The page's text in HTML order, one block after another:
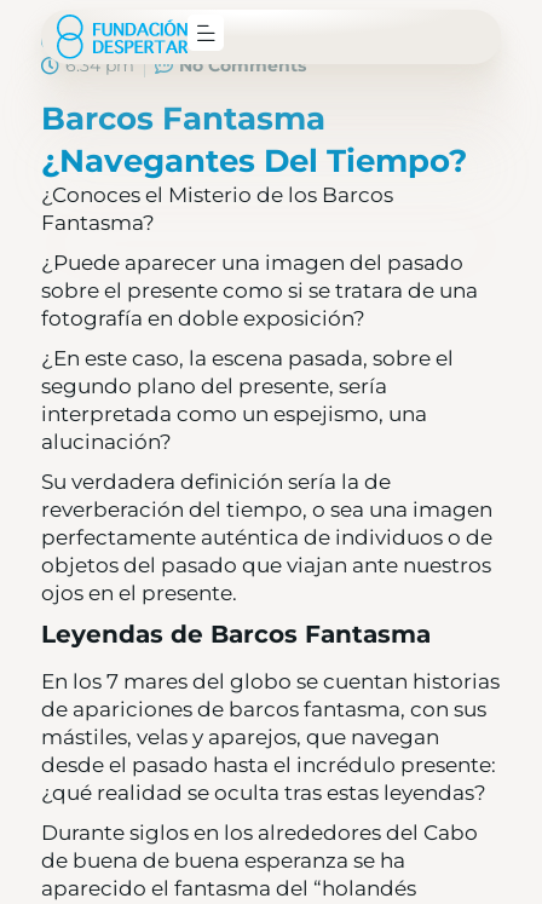
Fundación Despertar
6:34 pm
No Comments
Barcos Fantasma
¿Navegantes Del Tiempo?
¿Conoces el Misterio de los Barcos
Fantasma?
¿Puede aparecer una imagen del pasado
sobre el presente como si se tratara de una
fotografía en doble exposición?
¿En este caso, la escena pasada, sobre el
segundo plano del presente, sería
interpretada como un espejismo, una
alucinación?
Su verdadera definición sería la de
reverberación del tiempo, o sea una imagen
perfectamente auténtica de individuos o de
objetos del pasado que viajan ante nuestros
ojos en el presente.
Leyendas de Barcos Fantasma
En los 7 mares del globo se cuentan historias
de apariciones de barcos fantasma, con sus
mástiles, velas y aparejos, que navegan
desde el pasado hasta el incrédulo presente:
¿qué realidad se oculta tras estas leyendas?
Durante siglos en los alrededores del Cabo
de buena de buena esperanza se ha
aparecido el fantasma del “holandés